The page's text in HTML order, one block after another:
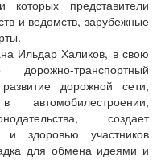
представители
и ведомств, зарубежные
Ильдар Халиков, в свою
транспортный
дорожной сети,
автомобилестроении,
создает
и здоровью участников
для обмена идеями и